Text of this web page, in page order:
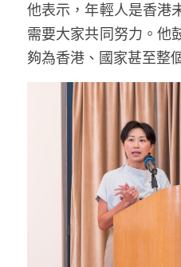
他表示，年輕人是香港
需要大家共同努力。他
夠為香港、國家甚至整